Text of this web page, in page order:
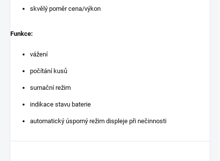
skvělý poměr cena/výkon
Funkce:
vážení
počítání kusů
sumační režim
indikace stavu baterie
automatický úsporný režim displeje při nečinnosti